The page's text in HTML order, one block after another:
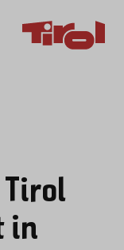
Tirol
in